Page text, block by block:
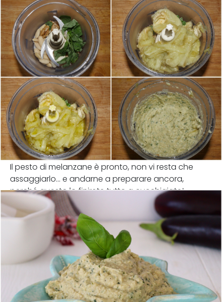
Il pesto di melanzane è pronto, non vi resta che
assaggiarlo... e andarne a preparare ancora,
perché questo lo finirete tutto a cucchiaiate!